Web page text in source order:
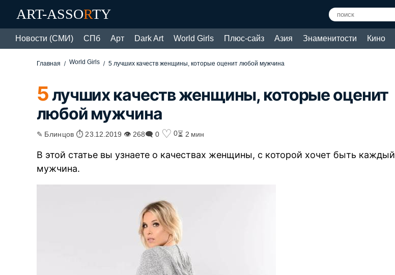
ART-ASSORTY
Новости (СМИ) СПб Арт Dark Art World Girls Плюс-сайз Азия Знаменитости Кино
Главная World Girls 5 лучших качеств женщины, которые оценит любой мужчина
5лучших качеств женщины, которые оценит
любой мужчина
✎ Блинцов ⏱ 23.12.2019 👁 268🗨 0 ♡ 0⏳ 2 мин
В этой статье вы узнаете о качествах женщины, с которой хочет быть каждый
мужчина.